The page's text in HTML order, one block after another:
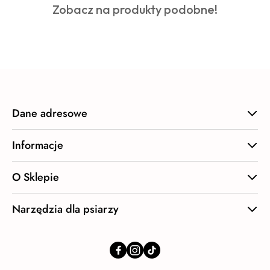
statusie:
Produkty
Zobacz na produkty podobne!
Dane adresowe
Informacje
O Sklepie
Narzędzia dla psiarzy